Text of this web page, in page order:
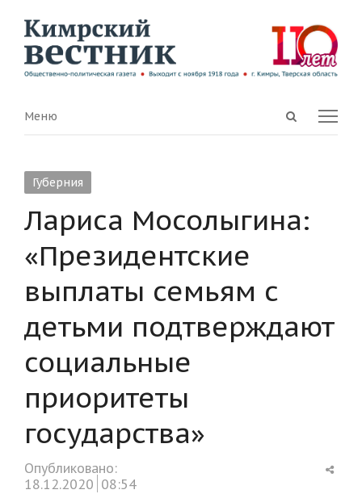
Open
Menu
Меню
Губерния
Лариса Мосолыгина:
«Президентские
выплаты семьям с
детьми подтверждают
социальные
приоритеты
государства»
Опубликовано:
18.12.2020 08:54